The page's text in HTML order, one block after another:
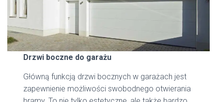
Drzwi boczne do garażu
Główną funkcją drzwi bocznych w garażach jest
zapewnienie możliwości swobodnego otwierania